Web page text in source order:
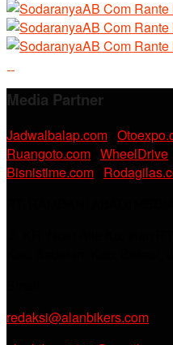
Media Partner
Jadwalbalap.com
Ruangoto.com WheelDrive
Bisnistime.com
redaksi@alanbikers.com